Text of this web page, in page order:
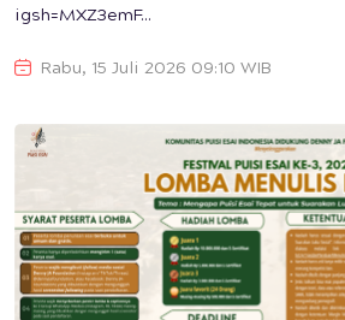
igsh=MXZ3emF...
Rabu, 15 Juli 2026 09:10 WIB